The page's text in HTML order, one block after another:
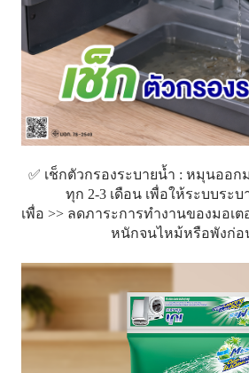
✅ เช็กตัวกรองระบายน้ำ : หมุนออก
ทุก 2-3 เดือน เพื่อให้ระบบระ
เพื่อ >> ลดภาระการทำงานของมอเ
หนักจนไหม้หรือพังก่อ